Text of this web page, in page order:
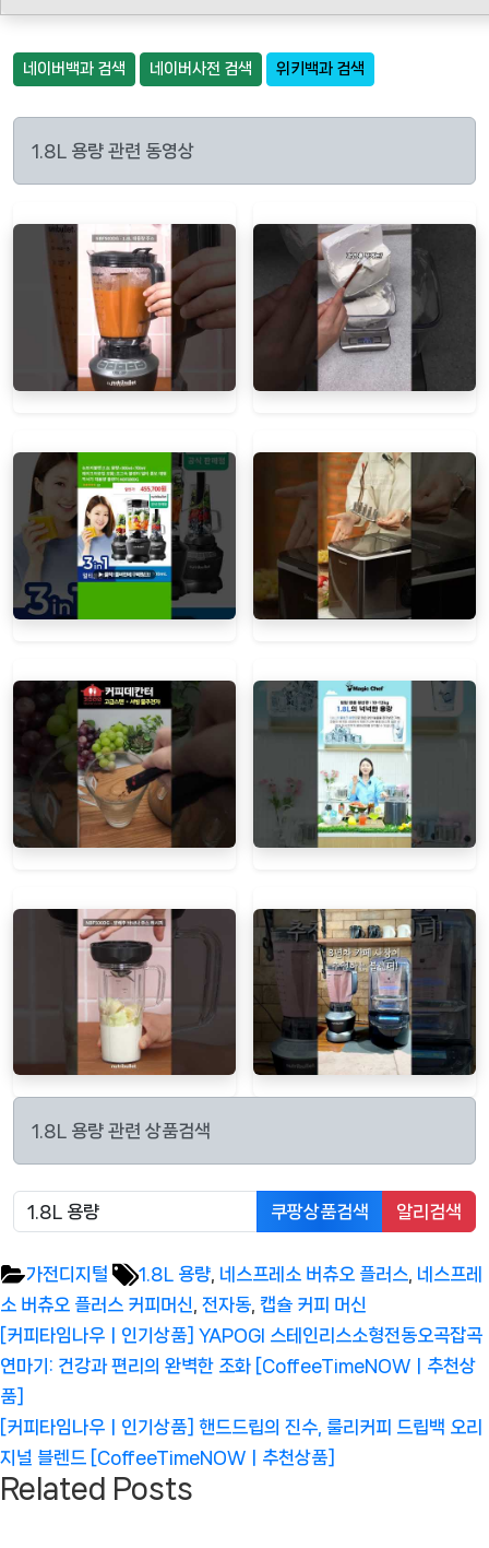
네이버백과 검색 네이버사전 검색 위키백과 검색
1.8L 용량 관련 동영상
1.8L 용량 관련 상품검색
쿠팡상품검색 알리검색
가전디지털 Tags:
1.8L 용량 네스프레소 버츄오 플러스 네스프레
소 버츄오 플러스 커피머신 전자동 캡슐 커피 머신
글
탐
색
Previous
Post:
[커피타임나우ㅣ인기상품] YAPOGI 스테인리스소형전동오곡잡곡
연마기: 건강과 편리의 완벽한 조화 [CoffeeTimeNOWㅣ추천상
품]
Next
Post:
[커피타임나우ㅣ인기상품] 핸드드립의 진수, 룰리커피 드립백 오리
지널 블렌드 [CoffeeTimeNOWㅣ추천상품]
Related Posts